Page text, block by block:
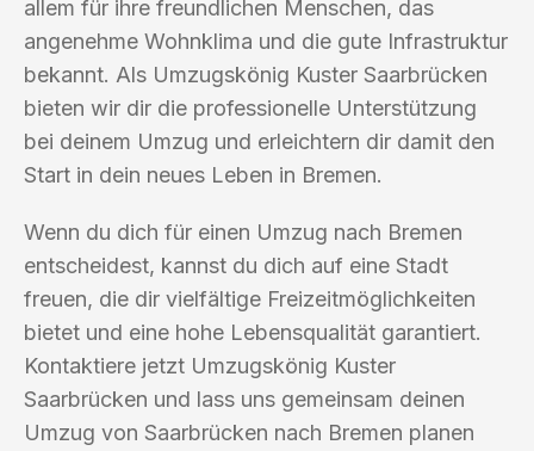
allem für ihre freundlichen Menschen, das
angenehme Wohnklima und die gute Infrastruktur
bekannt. Als Umzugskönig Kuster Saarbrücken
bieten wir dir die professionelle Unterstützung
bei deinem Umzug und erleichtern dir damit den
Start in dein neues Leben in Bremen.
Wenn du dich für einen Umzug nach Bremen
entscheidest, kannst du dich auf eine Stadt
freuen, die dir vielfältige Freizeitmöglichkeiten
bietet und eine hohe Lebensqualität garantiert.
Kontaktiere jetzt Umzugskönig Kuster
Saarbrücken und lass uns gemeinsam deinen
Umzug von Saarbrücken nach Bremen planen